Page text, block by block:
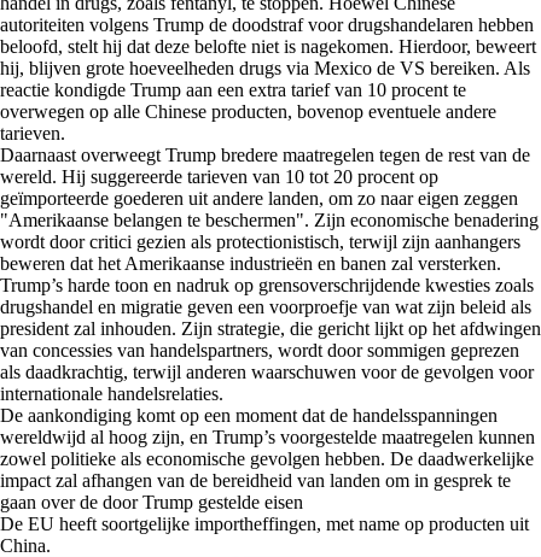
autoriteiten volgens Trump de doodstraf voor drugshandelaren hebben
beloofd, stelt hij dat deze belofte niet is nagekomen. Hierdoor, beweert
hij, blijven grote hoeveelheden drugs via Mexico de VS bereiken. Als
reactie kondigde Trump aan een extra tarief van 10 procent te
overwegen op alle Chinese producten, bovenop eventuele andere
tarieven.
Daarnaast overweegt Trump bredere maatregelen tegen de rest van de
wereld. Hij suggereerde tarieven van 10 tot 20 procent op
geïmporteerde goederen uit andere landen, om zo naar eigen zeggen
"Amerikaanse belangen te beschermen". Zijn economische benadering
wordt door critici gezien als protectionistisch, terwijl zijn aanhangers
beweren dat het Amerikaanse industrieën en banen zal versterken.
Trump’s harde toon en nadruk op grensoverschrijdende kwesties zoals
drugshandel en migratie geven een voorproefje van wat zijn beleid als
president zal inhouden. Zijn strategie, die gericht lijkt op het afdwingen
van concessies van handelspartners, wordt door sommigen geprezen
als daadkrachtig, terwijl anderen waarschuwen voor de gevolgen voor
internationale handelsrelaties.
De aankondiging komt op een moment dat de handelsspanningen
wereldwijd al hoog zijn, en Trump’s voorgestelde maatregelen kunnen
zowel politieke als economische gevolgen hebben. De daadwerkelijke
impact zal afhangen van de bereidheid van landen om in gesprek te
gaan over de door Trump gestelde eisen
De EU heeft soortgelijke importheffingen, met name op producten uit
China.